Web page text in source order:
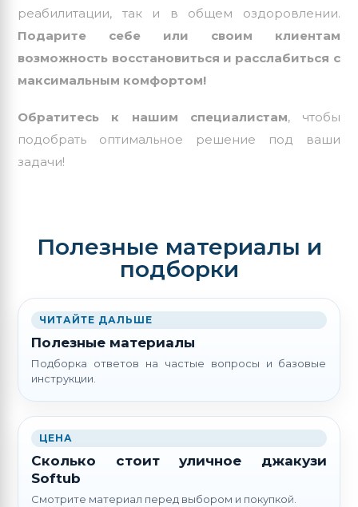
реабилитации, так и в общем оздоровлении.
Подарите себе или своим клиентам
возможность восстановиться и расслабиться с
максимальным комфортом!
Обратитесь к нашим специалистам, чтобы
подобрать оптимальное решение под ваши
задачи!
Полезные материалы и
подборки
ЧИТАЙТЕ ДАЛЬШЕ
Полезные материалы
Подборка ответов на частые вопросы и базовые
инструкции.
ЦЕНА
Сколько стоит уличное джакузи
Softub
Смотрите материал перед выбором и покупкой.